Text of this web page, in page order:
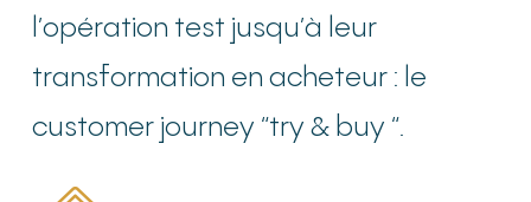
l’opération test jusqu’à leur
transformation en acheteur : le
customer journey “try & buy “.